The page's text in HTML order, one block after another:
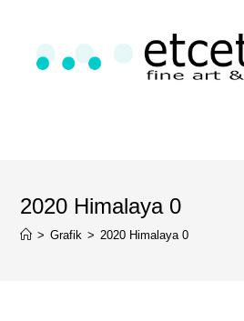
2020 Himalaya 0
> Grafik > 2020 Himalaya 0